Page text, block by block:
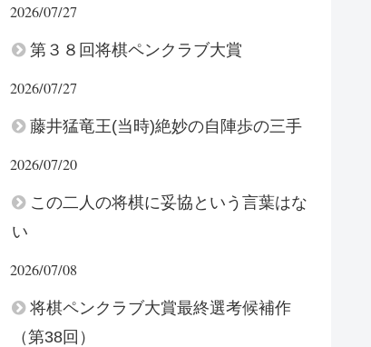
2026/07/27
第３８回将棋ペンクラブ大賞
2026/07/27
藤井猛竜王(当時)絶妙の自陣歩の三手
2026/07/20
この二人の将棋に妥協という言葉はな
い
2026/07/08
将棋ペンクラブ大賞最終選考候補作
（第38回）